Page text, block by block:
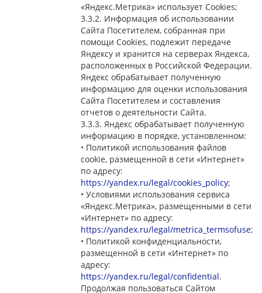
«Яндекс.Метрика» использует Cookies;
3.3.2. Информация об использовании
Сайта Посетителем, собранная при
помощи Cookies, подлежит передаче
Яндексу и хранится на серверах Яндекса,
расположенных в Российской Федерации.
Яндекс обрабатывает полученную
информацию для оценки использования
Сайта Посетителем и составления
отчетов о деятельности Сайта.
3.3.3. Яндекс обрабатывает полученную
информацию в порядке, установленном:
• Политикой использования файлов
cookie, размещенной в сети «Интернет»
по адресу:
https://yandex.ru/legal/cookies_policy;
• Условиями использования сервиса
«Яндекс.Метрика», размещенными в сети
«Интернет» по адресу:
https://yandex.ru/legal/metrica_termsofuse;
• Политикой конфиденциальности,
размещенной в сети «Интернет» по
адресу:
https://yandex.ru/legal/confidential.
Продолжая пользоваться Сайтом